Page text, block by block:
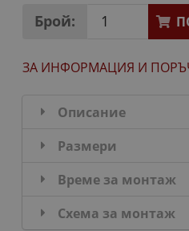
Брой:
ЗА ИНФОРМАЦИЯ И
Описание
Размери
Време за монтаж
Схема за монтаж